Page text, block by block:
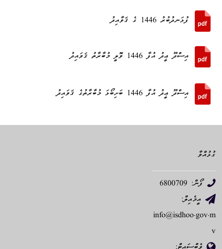
ފުޅަނދުބުރު 1446 ގެ ޤަވާއިދު
އިސްދޫ ޢީދު އުފާ 1446 ވޮލީ މުބާރާތު ޤަވައިދު
އިސްދޫ ޢީދު އުފާ 1446 ބަށިބޯޅަ މުބާރާތުގެ ޤަވައިދު
ގުޅުއްވާ
ފޯން: 6800709
އީމެއިލް:
info@isdhoo.gov.m
v